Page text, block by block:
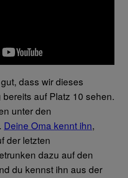
dass wir dieses
auf Platz 10 sehen.
unter den
Deine Oma kennt ihn,
der letzten
dazu auf den
du kennst ihn aus der